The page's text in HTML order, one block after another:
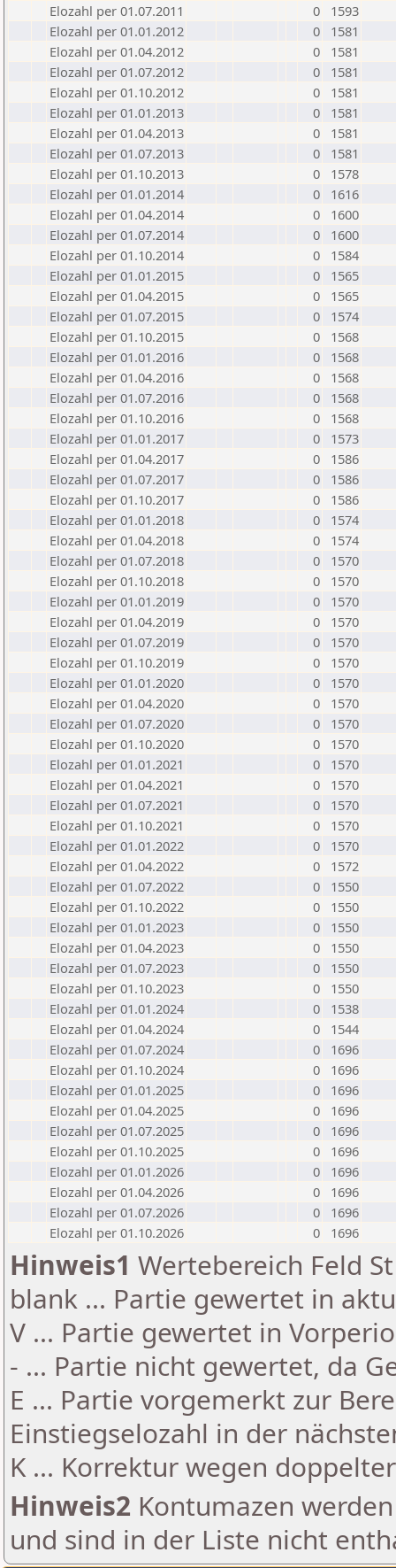
Elozahl per 01.07.2011
0
1593
Elozahl per 01.01.2012
0
1581
Elozahl per 01.04.2012
0
1581
Elozahl per 01.07.2012
0
1581
Elozahl per 01.10.2012
0
1581
Elozahl per 01.01.2013
0
1581
Elozahl per 01.04.2013
0
1581
Elozahl per 01.07.2013
0
1581
Elozahl per 01.10.2013
0
1578
Elozahl per 01.01.2014
0
1616
Elozahl per 01.04.2014
0
1600
Elozahl per 01.07.2014
0
1600
Elozahl per 01.10.2014
0
1584
Elozahl per 01.01.2015
0
1565
Elozahl per 01.04.2015
0
1565
Elozahl per 01.07.2015
0
1574
Elozahl per 01.10.2015
0
1568
Elozahl per 01.01.2016
0
1568
Elozahl per 01.04.2016
0
1568
Elozahl per 01.07.2016
0
1568
Elozahl per 01.10.2016
0
1568
Elozahl per 01.01.2017
0
1573
Elozahl per 01.04.2017
0
1586
Elozahl per 01.07.2017
0
1586
Elozahl per 01.10.2017
0
1586
Elozahl per 01.01.2018
0
1574
Elozahl per 01.04.2018
0
1574
Elozahl per 01.07.2018
0
1570
Elozahl per 01.10.2018
0
1570
Elozahl per 01.01.2019
0
1570
Elozahl per 01.04.2019
0
1570
Elozahl per 01.07.2019
0
1570
Elozahl per 01.10.2019
0
1570
Elozahl per 01.01.2020
0
1570
Elozahl per 01.04.2020
0
1570
Elozahl per 01.07.2020
0
1570
Elozahl per 01.10.2020
0
1570
Elozahl per 01.01.2021
0
1570
Elozahl per 01.04.2021
0
1570
Elozahl per 01.07.2021
0
1570
Elozahl per 01.10.2021
0
1570
Elozahl per 01.01.2022
0
1570
Elozahl per 01.04.2022
0
1572
Elozahl per 01.07.2022
0
1550
Elozahl per 01.10.2022
0
1550
Elozahl per 01.01.2023
0
1550
Elozahl per 01.04.2023
0
1550
Elozahl per 01.07.2023
0
1550
Elozahl per 01.10.2023
0
1550
Elozahl per 01.01.2024
0
1538
Elozahl per 01.04.2024
0
1544
Elozahl per 01.07.2024
0
1696
Elozahl per 01.10.2024
0
1696
Elozahl per 01.01.2025
0
1696
Elozahl per 01.04.2025
0
1696
Elozahl per 01.07.2025
0
1696
Elozahl per 01.10.2025
0
1696
Elozahl per 01.01.2026
0
1696
Elozahl per 01.04.2026
0
1696
Elozahl per 01.07.2026
0
1696
Elozahl per 01.10.2026
0 1696
Hinweis1 Wertebereich Feld
blank ... Partie gewertet in
V ... Partie gewertet in
- ... Partie nicht gewertet, da
E ... Partie vorgemerkt zur
Einstiegselozahl in der
K ... Korrektur wegen
Hinweis2 Kontumazen
und sind in der Liste nicht